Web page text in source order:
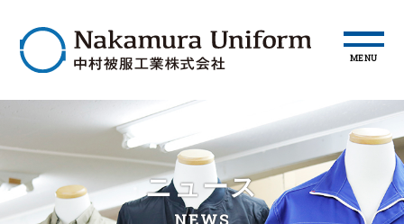
MENU
ニュース